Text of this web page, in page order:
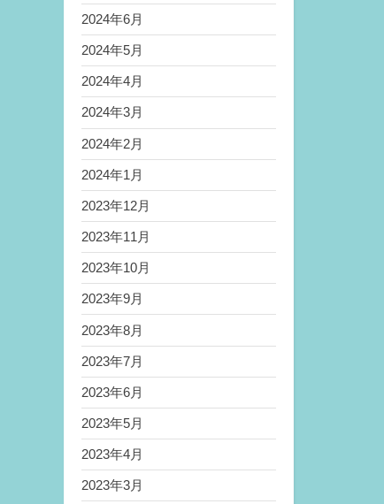
2024年6月
2024年5月
2024年4月
2024年3月
2024年2月
2024年1月
2023年12月
2023年11月
2023年10月
2023年9月
2023年8月
2023年7月
2023年6月
2023年5月
2023年4月
2023年3月